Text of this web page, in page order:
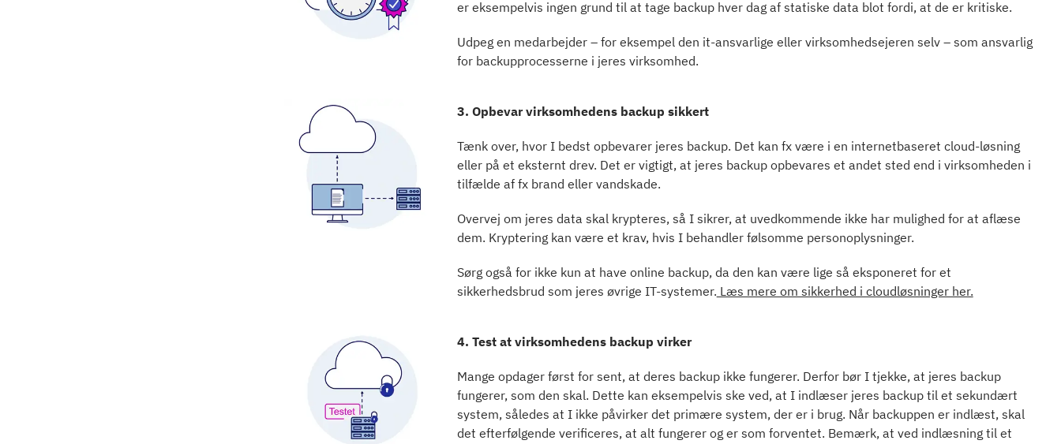
er eksempelvis ingen grund til at tage backup hver dag af statiske data blot fordi, at de er kritiske.
Udpeg en medarbejder – for eksempel den it-ansvarlige eller virksomhedsejeren selv – som ansvarlig
for backupprocesserne i jeres virksomhed.
3. Opbevar virksomhedens backup sikkert
Tænk over, hvor I bedst opbevarer jeres backup. Det kan fx være i en internetbaseret cloud-løsning
eller på et eksternt drev. Det er vigtigt, at jeres backup opbevares et andet sted end i virksomheden i
tilfælde af fx brand eller vandskade.
Overvej om jeres data skal krypteres, så I sikrer, at uvedkommende ikke har mulighed for at aflæse
dem. Kryptering kan være et krav, hvis I behandler følsomme personoplysninger.
Sørg også for ikke kun at have online backup, da den kan være lige så eksponeret for et
sikkerhedsbrud som jeres øvrige IT-systemer. Læs mere om sikkerhed i cloudløsninger her.
4. Test at virksomhedens backup virker
Mange opdager først for sent, at deres backup ikke fungerer. Derfor bør I tjekke, at jeres backup
fungerer, som den skal. Dette kan eksempelvis ske ved, at I indlæser jeres backup til et sekundært
system, således at I ikke påvirker det primære system, der er i brug. Når backuppen er indlæst, skal
det efterfølgende verificeres, at alt fungerer og er som forventet. Bemærk, at ved indlæsning til et